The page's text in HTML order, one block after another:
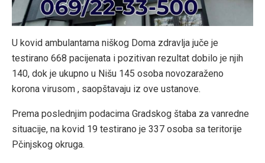
U kovid ambulantama niškog Doma zdravlja juče je
testirano 668 pacijenata i pozitivan rezultat dobilo je njih
140, dok je ukupno u Nišu 145 osoba novozaraženo
korona virusom , saopštavaju iz ove ustanove.
Prema poslednjim podacima Gradskog štaba za vanredne
situacije, na kovid 19 testirano je 337 osoba sa teritorije
Pčinjskog okruga.